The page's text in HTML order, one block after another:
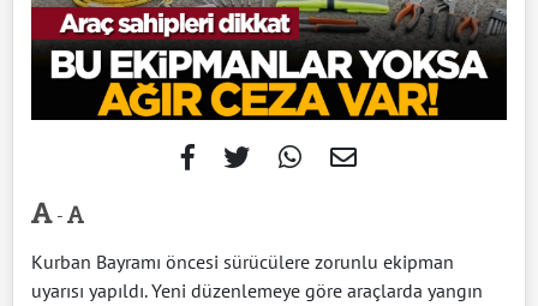
-
Kurban Bayramı öncesi sürücülere zorunlu ekipman
uyarısı yapıldı. Yeni düzenlemeye göre araçlarda yangın